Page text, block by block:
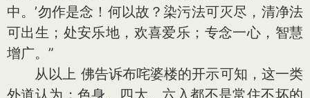
中。’勿作是念！何以故？染污法可灭尽，清净法
可出生；处安乐地，欢喜爱乐；专念一心，智慧
增广。”
从以上 佛告诉布咤婆楼的开示可知，这一类
外道认为：色身、四大、六入都不是常住不坏的